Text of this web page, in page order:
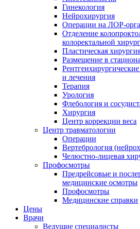
Гинекология
Нейрохирургия
Операции на ЛОР-
Отделение
колоректальной
Пластическая
Размещение в
и лечения
Терапия
Урология
Флебология и
Хирургия
Центр коррекции веса
Центр травматологии
Операции
Вертебрология
Челюстно-лицевая
Профосмотры
Предрейсовые и
медицинские осмотры
Профосмотры
Медицинские справки
Цены
Врачи
Ведущие специалисты